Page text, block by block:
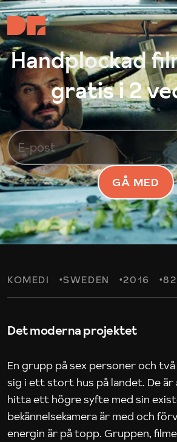
Handplockad
gratis i 2
GÅ MED
KOMEDI SWEDEN 2016
Det moderna projektet
En grupp på sex personer och
sig i ett stort hus på landet. De
hitta ett högre syfte med sin
bekännelsekamera är med och
energin är på topp. Gruppen,